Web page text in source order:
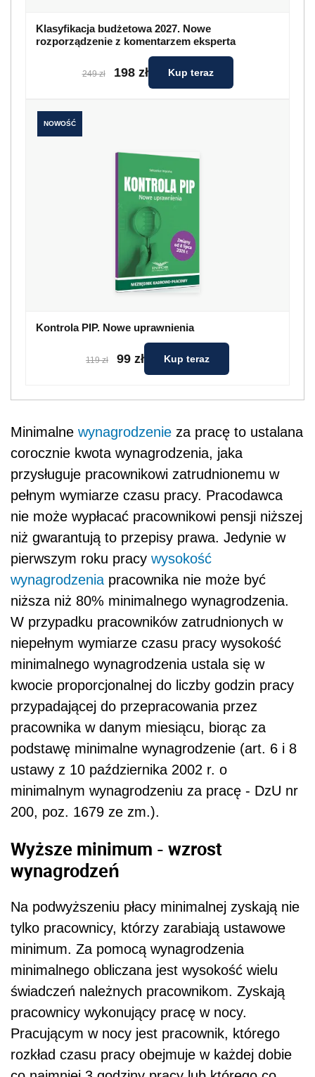
Klasyfikacja budżetowa 2027. Nowe
rozporządzenie z komentarzem eksperta
249 zł 198 zł Kup teraz
NOWOŚĆ
Kontrola PIP. Nowe uprawnienia
119 zł 99 zł Kup teraz
Minimalne wynagrodzenie za pracę to ustalana
corocznie kwota wynagrodzenia, jaka
przysługuje pracownikowi zatrudnionemu w
pełnym wymiarze czasu pracy. Pracodawca
nie może wypłacać pracownikowi pensji niższej
niż gwarantują to przepisy prawa. Jedynie w
pierwszym roku pracy wysokość
wynagrodzenia pracownika nie może być
niższa niż 80% minimalnego wynagrodzenia.
W przypadku pracowników zatrudnionych w
niepełnym wymiarze czasu pracy wysokość
minimalnego wynagrodzenia ustala się w
kwocie proporcjonalnej do liczby godzin pracy
przypadającej do przepracowania przez
pracownika w danym miesiącu, biorąc za
podstawę minimalne wynagrodzenie (art. 6 i 8
ustawy z 10 października 2002 r. o
minimalnym wynagrodzeniu za pracę - DzU nr
200, poz. 1679 ze zm.).
Wyższe minimum - wzrost
wynagrodzeń
Na podwyższeniu płacy minimalnej zyskają nie
tylko pracownicy, którzy zarabiają ustawowe
minimum. Za pomocą wynagrodzenia
minimalnego obliczana jest wysokość wielu
świadczeń należnych pracownikom. Zyskają
pracownicy wykonujący pracę w nocy.
Pracującym w nocy jest pracownik, którego
rozkład czasu pracy obejmuje w każdej dobie